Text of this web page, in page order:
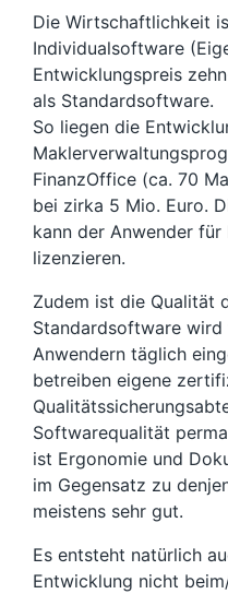
Die Wirtschaftlichkeit
Individualsoftware
Entwicklungspreis
als Standardsoftware.
So liegen die
FinanzOffice (ca. 70
bei zirka 5 Mio. Euro.
kann der Anwender für
lizenzieren.
Zudem ist die Qualität
Standardsoftware wird
Anwendern täglich
betreiben eigene
Softwarequalität
ist Ergonomie und
im Gegensatz zu
meistens sehr gut.
Es entsteht natürlich
Entwicklung nicht